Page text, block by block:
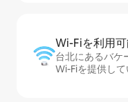
Wi-Fiを利⁠用⁠
台北にあるバケ
Wi-Fiを提供し